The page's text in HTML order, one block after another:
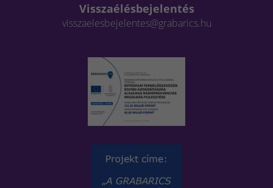
Visszaélésbejelentés
visszaelesbejelentes@grabarics.hu